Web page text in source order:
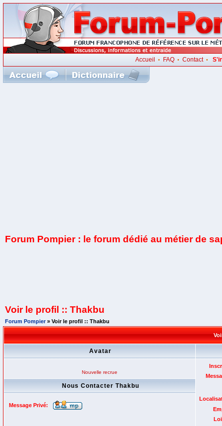
Accueil • FAQ •Contact•
Forum Pompier : le forum dédié au métier de
Voir le profil :: Thakbu
Forum Pompier» Voir le profil :: Thakbu
Avatar
Nouvelle recrue
Nous Contacter Thakbu
Message Privé: